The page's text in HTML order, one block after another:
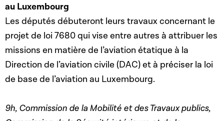
au Luxembourg
Les députés débuteront leurs travaux concernant le
projet de loi 7680 qui vise entre autres à attribuer les
missions en matière de l’aviation étatique à la
Direction de l’aviation civile (DAC) et à préciser la loi
de base de l’aviation au Luxembourg.
9h, Commission de la Mobilité et des Travaux publics,